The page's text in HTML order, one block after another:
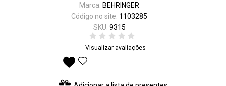
Marca: BEHRINGER
Código no site: 1103285
SKU: 9315
Visualizar avaliações